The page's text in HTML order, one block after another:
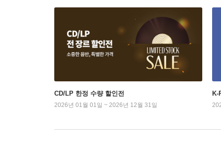
CD/LP 한정 수량 할인전
2026년 01월 01일 ~ 2026년 12월 31일
K-